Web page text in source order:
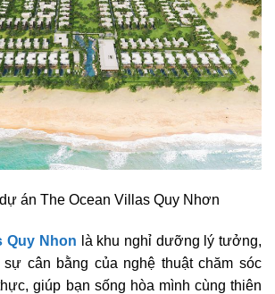
án The Ocean Villas Quy Nhơn
Quy Nhon là khu nghỉ dưỡng lý tưởng,
cân bằng của nghệ thuật chăm sóc
giúp bạn sống hòa mình cùng thiên